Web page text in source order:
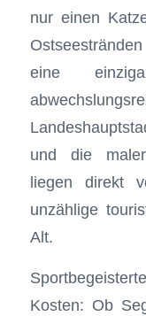
nur einen
eine
und die
liegen direkt
unzählige
Alt.
Kosten: Ob